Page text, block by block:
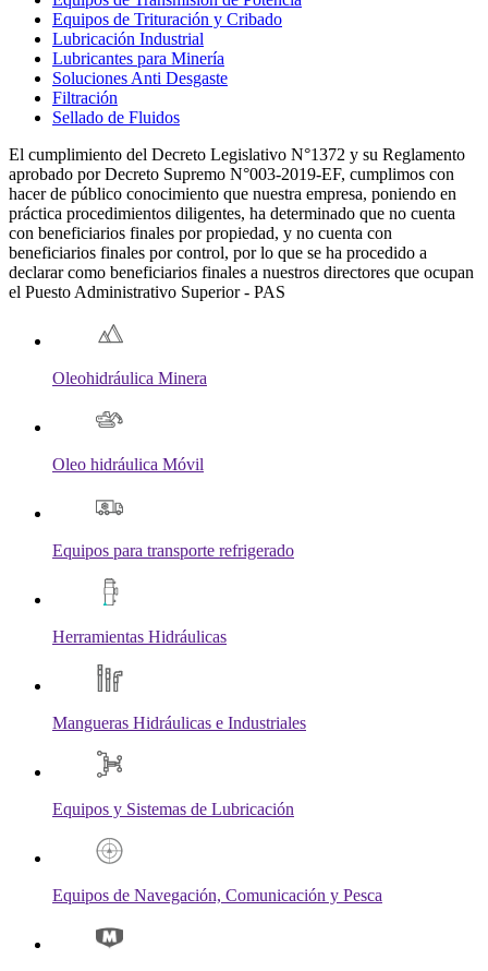
Equipos de Trituración y Cribado
Lubricación Industrial
Lubricantes para Minería
Soluciones Anti Desgaste
Filtración
Sellado de Fluidos
El cumplimiento del Decreto Legislativo N°1372 y su Reglamento
aprobado por Decreto Supremo N°003-2019-EF, cumplimos con
hacer de público conocimiento que nuestra empresa, poniendo en
práctica procedimientos diligentes, ha determinado que no cuenta
con beneficiarios finales por propiedad, y no cuenta con
beneficiarios finales por control, por lo que se ha procedido a
declarar como beneficiarios finales a nuestros directores que ocupan
el Puesto Administrativo Superior - PAS
Oleohidráulica Minera
Oleo hidráulica Móvil
Equipos para transporte refrigerado
Herramientas Hidráulicas
Mangueras Hidráulicas e Industriales
Equipos y Sistemas de Lubricación
Equipos de Navegación, Comunicación y Pesca